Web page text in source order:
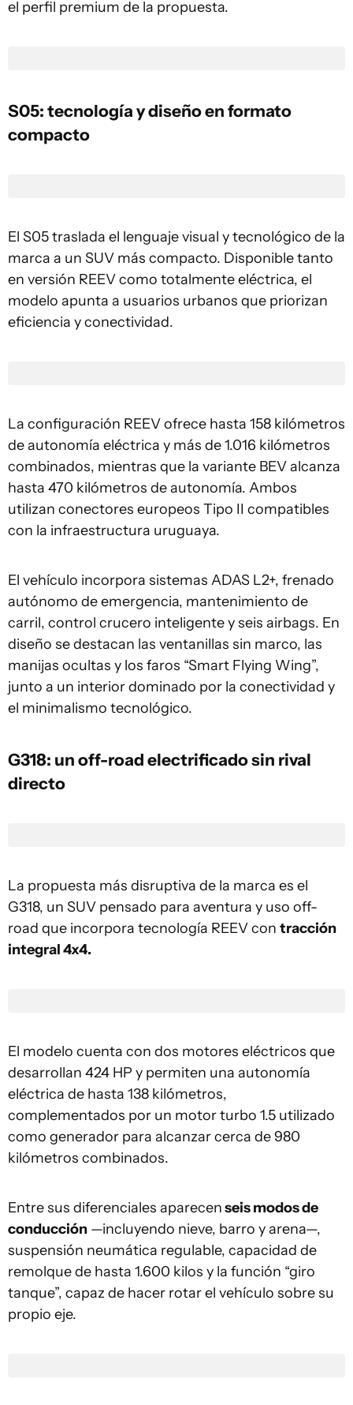
el perfil premium de la propuesta.
S05: tecnología y diseño en formato
compacto
El S05 traslada el lenguaje visual y tecnológico de la
marca a un SUV más compacto. Disponible tanto
en versión REEV como totalmente eléctrica, el
modelo apunta a usuarios urbanos que priorizan
eficiencia y conectividad.
La configuración REEV ofrece hasta 158 kilómetros
de autonomía eléctrica y más de 1.016 kilómetros
combinados, mientras que la variante BEV alcanza
hasta 470 kilómetros de autonomía. Ambos
utilizan conectores europeos Tipo II compatibles
con la infraestructura uruguaya.
El vehículo incorpora sistemas ADAS L2+, frenado
autónomo de emergencia, mantenimiento de
carril, control crucero inteligente y seis airbags. En
diseño se destacan las ventanillas sin marco, las
manijas ocultas y los faros “Smart Flying Wing”,
junto a un interior dominado por la conectividad y
el minimalismo tecnológico.
G318: un off-road electrificado sin rival
directo
La propuesta más disruptiva de la marca es el
G318, un SUV pensado para aventura y uso off-
road que incorpora tecnología REEV con tracción
integral 4x4.
El modelo cuenta con dos motores eléctricos que
desarrollan 424 HP y permiten una autonomía
eléctrica de hasta 138 kilómetros,
complementados por un motor turbo 1.5 utilizado
como generador para alcanzar cerca de 980
kilómetros combinados.
Entre sus diferenciales aparecenseis modos de
conducción —incluyendo nieve, barro y arena—,
suspensión neumática regulable, capacidad de
remolque de hasta 1.600 kilos y la función “giro
tanque”, capaz de hacer rotar el vehículo sobre su
propio eje.